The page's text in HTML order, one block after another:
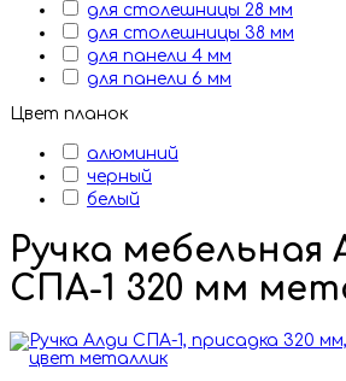
для столешницы 28 мм
для столешницы 38 мм
для панели 4 мм
для панели 6 мм
Цвет планок
алюминий
черный
белый
Ручка мебельная
СПА-1 320 мм